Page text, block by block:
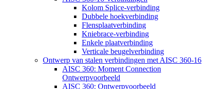
Kolom Splice-verbinding
Dubbele hoekverbinding
Flensplaatverbinding
Kniebrace-verbinding
Enkele plaatverbinding
Verticale beugelverbinding
Ontwerp van stalen verbindingen met AISC 360-16
AISC 360: Moment Connection
Ontwerpvoorbeeld
AISC 360: Ontwerpvoorbeeld